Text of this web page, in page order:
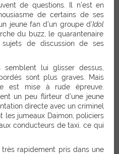
de questions. Il n’est en
de certains de ses
jeune fan d’un groupe d’Idol
du buzz, le quarantenaire
de discussion de ses
lui glisser dessus,
sont plus graves. Mais
est mise à rude épreuve.
un peu flirteur d’une jeune
directe avec un criminel
les jumeaux Daimon, policiers
conducteurs de taxi, ce qui
rapidement pris dans une